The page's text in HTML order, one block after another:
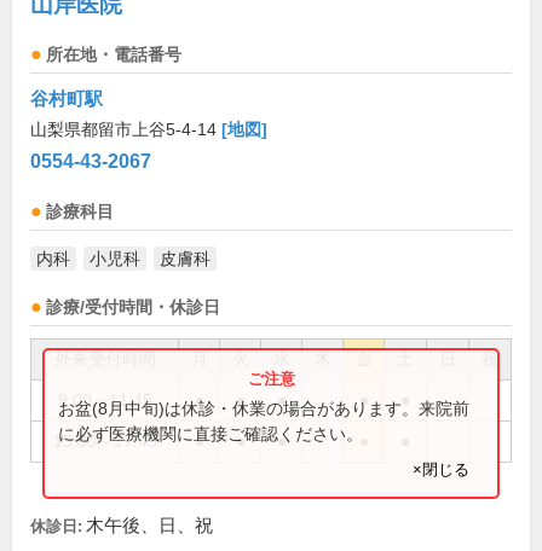
所在地・電話番号
谷村町駅
山梨県都留市上谷5-4-14 [地図]
0554-43-2067
診療科目
内科 小児科 皮膚科
診療/受付時間・休診日
祝
9:00～11:45 ● ● ● ●
15:00～17:45 ● ● ●
お盆(8月中旬)は休診・休業の場合があります。来院前
に必ず医療機関に直接ご確認ください。
×閉じる
休診日: 木午後、日、祝